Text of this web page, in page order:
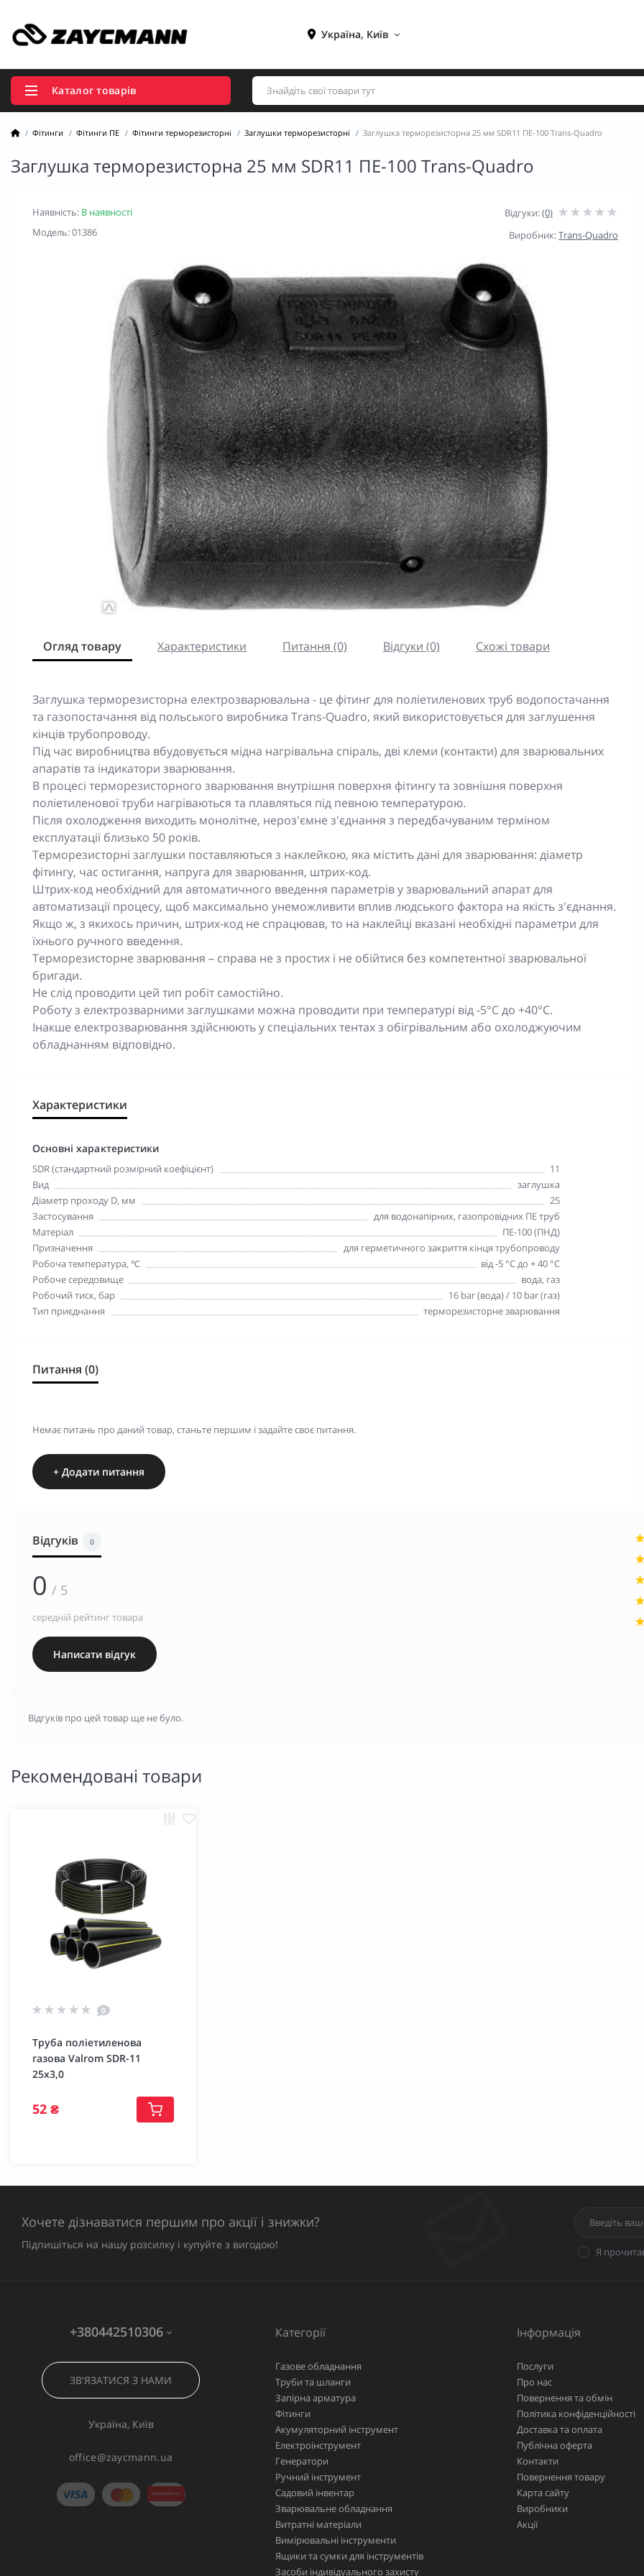
Україна, Київ
Каталог товарів
Фітинги Фітинги ПЕ Фітинги терморезисторні Заглушки терморезисторні Заглушка терморезисторна 25 мм SDR11 ПЕ-100 Trans-Quadro
Заглушка терморезисторна 25 мм SDR11 ПЕ-100 Trans-Quadro
Наявність: В наявності
Модель: 01386
Відгуки:(0)
Виробник:Trans-Quadro
Огляд товару Характеристики Питання (0) Відгуки (0) Схожі товари
Заглушка терморезисторна електрозварювальна - це фітинг для поліетиленових труб водопостачання
та газопостачання від польського виробника Trans-Quadro, який використовується для заглушення
кінців трубопроводу.
Під час виробництва вбудовується мідна нагрівальна спіраль, дві клеми (контакти) для зварювальних
апаратів та індикатори зварювання.
В процесі терморезисторного зварювання внутрішня поверхня фітингу та зовнішня поверхня
поліетиленової труби нагріваються та плавляться під певною температурою.
Після охолодження виходить монолітне, нероз'ємне з'єднання з передбачуваним терміном
експлуатації близько 50 років.
Терморезисторні заглушки поставляються з наклейкою, яка містить дані для зварювання: діаметр
фітингу, час остигання, напруга для зварювання, штрих-код.
Штрих-код необхідний для автоматичного введення параметрів у зварювальний апарат для
автоматизації процесу, щоб максимально унеможливити вплив людського фактора на якість з'єднання.
Якщо ж, з якихось причин, штрих-код не спрацював, то на наклейці вказані необхідні параметри для
їхнього ручного введення.
Терморезисторне зварювання – справа не з простих і не обійтися без компетентної зварювальної
бригади.
Не слід проводити цей тип робіт самостійно.
Роботу з електрозварними заглушками можна проводити при температурі від -5°C до +40°C.
Інакше електрозварювання здійснюють у спеціальних тентах з обігрівальним або охолоджуючим
обладнанням відповідно.
Характеристики
Основні характеристики
SDR (стандартний розмірний коефіцієнт)
11
Вид
заглушка
Діаметр проходу D, мм
25
Застосування
для водонапірних, газопровідних ПЕ труб
Матеріал
ПЕ-100 (ПНД)
Призначення
для герметичного закриття кінця трубопроводу
Робоча температура, ℃
від -5 °C до + 40 °C
Робоче середовище
вода, газ
Робочий тиск, бар
16 bar (вода) / 10 bar (газ)
Тип приєднання
терморезисторне зварювання
Питання (0)
Немає питань про даний товар, станьте першим і задайте своє питання.
+ Додати питання
Відгуків 0
0 / 5
середній рейтинг товара
Написати відгук
Відгуків про цей товар ще не було.
Рекомендовані товари
0
Труба поліетиленова
газова Valrom SDR-11
25х3,0
52 ₴
Хочете дізнаватися першим про акції і знижки?
Підпишіться на нашу розсилку і купуйте з вигодою!
Я
+380442510306
ЗВ'ЯЗАТИСЯ З НАМИ
Україна, Київ
office@zaycmann.ua
Категорії
Газове обладнання
Труби та шланги
Запірна арматура
Фітинги
Акумуляторний інструмент
Електроінструмент
Генератори
Ручний інструмент
Садовий інвентар
Зварювальне обладнання
Витратні матеріали
Вимірювальні інструменти
Ящики та сумки для інструментів
Засоби індивідуального захисту
Інформація
Послуги
Про нас
Повернення та обмін
Політика конфіденційності
Доставка та оплата
Публічна оферта
Контакти
Повернення товару
Карта сайту
Виробники
Акції